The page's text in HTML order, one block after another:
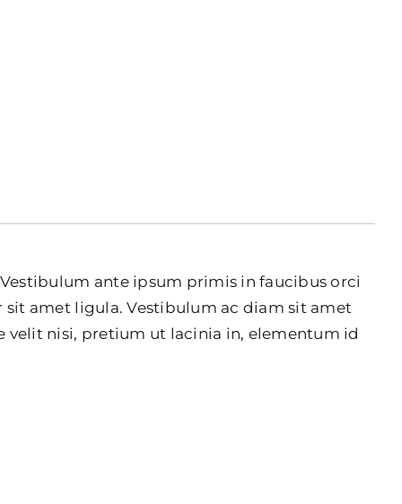
ante ipsum primis in faucibus orci
amet ligula. Vestibulum ac diam sit amet
nisi, pretium ut lacinia in, elementum id